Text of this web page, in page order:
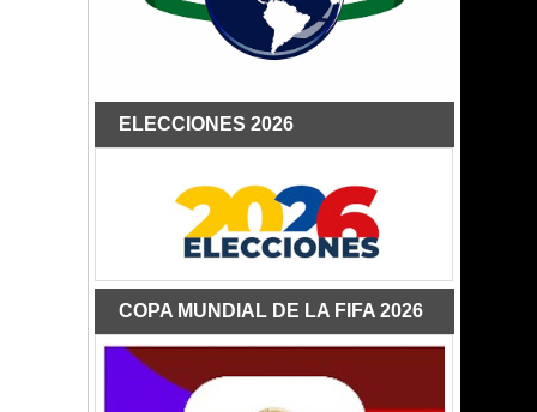
ELECCIONES 2026
COPA MUNDIAL DE LA FIFA 2026